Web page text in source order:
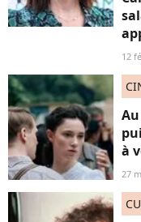
12
à
27